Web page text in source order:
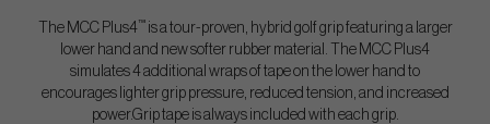
The MCC Plus4™ is a tour-proven, hybrid golf grip featuring a larger
lower hand and new softer rubber material. The MCC Plus4
simulates 4 additional wraps of tape on the lower hand to
encourages lighter grip pressure, reduced tension, and increased
power.Grip tape is always included with each grip.